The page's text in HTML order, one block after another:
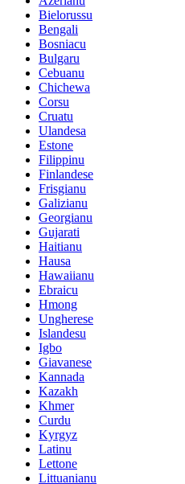
Bielorussu
Bengali
Bosniacu
Bulgaru
Cebuanu
Chichewa
Corsu
Cruatu
Ulandesa
Estone
Filippinu
Finlandese
Frisgianu
Galizianu
Georgianu
Gujarati
Haitianu
Hausa
Hawaiianu
Ebraicu
Hmong
Ungherese
Islandesu
Igbo
Giavanese
Kannada
Kazakh
Khmer
Curdu
Kyrgyz
Latinu
Lettone
Littuanianu